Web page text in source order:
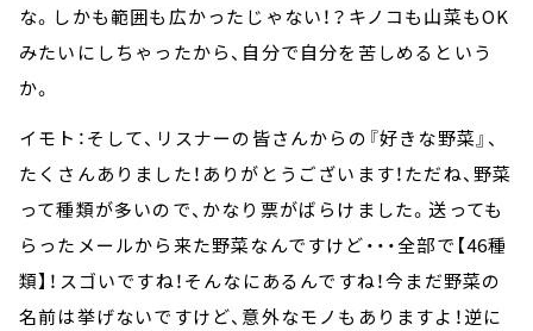
な。しかも範囲も広かったじゃない！？キノコも山菜もOK
みたいにしちゃったから、自分で自分を苦しめるという
か。
イモト：そして、リスナーの皆さんからの『好きな野菜』、
たくさんありました！ありがとうございます！ただね、野菜
って種類が多いので、かなり票がばらけました。送っても
らったメールから来た野菜なんですけど・・・全部で【46種
類】！スゴいですね！そんなにあるんですね！今まだ野菜の
名前は挙げないですけど、意外なモノもありますよ！逆に